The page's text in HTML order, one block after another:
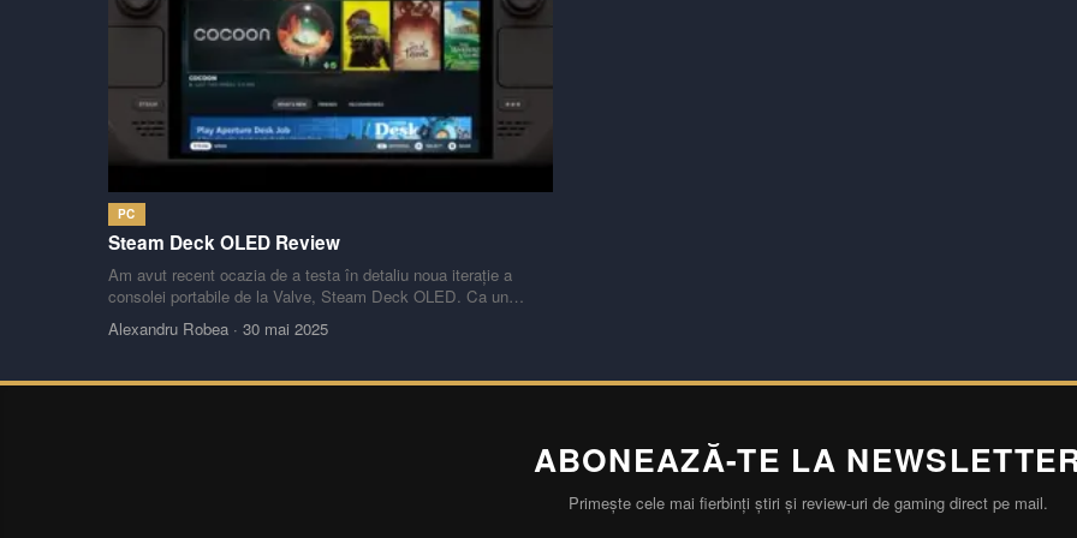
PC
Steam Deck OLED Review
Am avut recent ocazia de a testa în detaliu noua iterație a
consolei portabile de la Valve, Steam Deck OLED. Ca un
individ pasionat de hardware și performanță în jocuri, am fost
deosebit de interesat să analizez îmbunătățirile aduse și
Alexandru Robea· 30 mai 2025
ABONEAZĂ-TE LA
Primește cele mai fierbinți știri și review-uri de gaming direct pe mail.